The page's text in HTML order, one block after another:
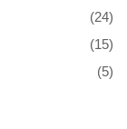
(24)
(15)
(5)